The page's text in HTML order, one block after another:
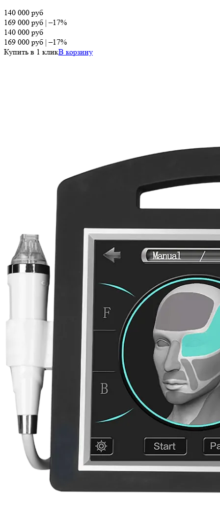
140 000 руб
169 000 руб |–17%
140 000 руб
169 000 руб |–17%
Купить в 1 кликВ корзину